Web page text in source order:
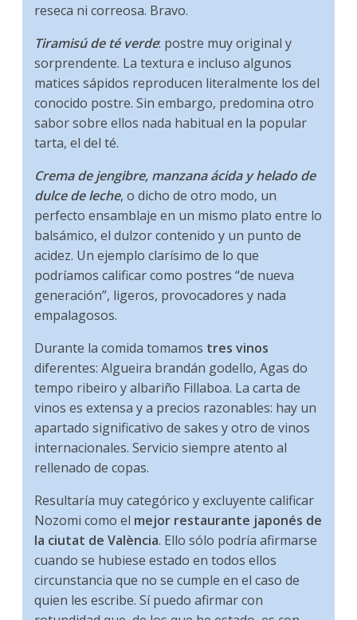
reseca ni correosa. Bravo.
Tiramisú de té verde: postre muy original y
sorprendente. La textura e incluso algunos
matices sápidos reproducen literalmente los del
conocido postre. Sin embargo, predomina otro
sabor sobre ellos nada habitual en la popular
tarta, el del té.
Crema de jengibre, manzana ácida y helado de
dulce de leche, o dicho de otro modo, un
perfecto ensamblaje en un mismo plato entre lo
balsámico, el dulzor contenido y un punto de
acidez. Un ejemplo clarísimo de lo que
podríamos calificar como postres “de nueva
generación”, ligeros, provocadores y nada
empalagosos.
Durante la comida tomamos tres vinos
diferentes: Algueira brandán godello, Agas do
tempo ribeiro y albariño Fillaboa. La carta de
vinos es extensa y a precios razonables: hay un
apartado significativo de sakes y otro de vinos
internacionales. Servicio siempre atento al
rellenado de copas.
Resultaría muy categórico y excluyente calificar
Nozomi como el mejor restaurante japonés de
la ciutat de València. Ello sólo podría afirmarse
cuando se hubiese estado en todos ellos
circunstancia que no se cumple en el caso de
quien les escribe. Sí puedo afirmar con